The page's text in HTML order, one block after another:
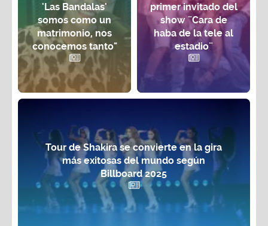
'Las Bandalas'
somos como un
matrimonio, nos
conocemos tanto"
primer invitado del
show ¨Cara de
haba de la tele al
estadio¨
Tour de Shakira se convierte en la gira
más exitosas del mundo según
Billboard 2025